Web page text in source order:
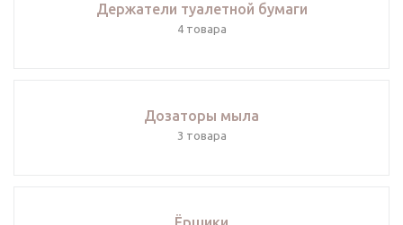
Держатели туалетной бумаги
Дозаторы мыла